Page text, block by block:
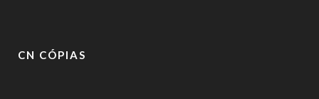
CN CÓPIAS